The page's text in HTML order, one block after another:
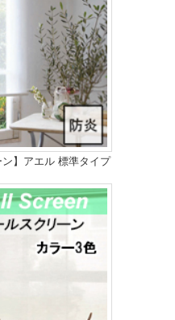
ン】アエル 標準タイプ